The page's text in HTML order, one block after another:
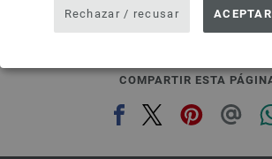
Rechazar / recusar
COMPARTIR ESTA